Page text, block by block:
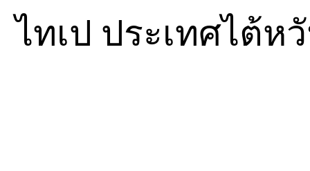
ไทเป ประเทศไต้ห